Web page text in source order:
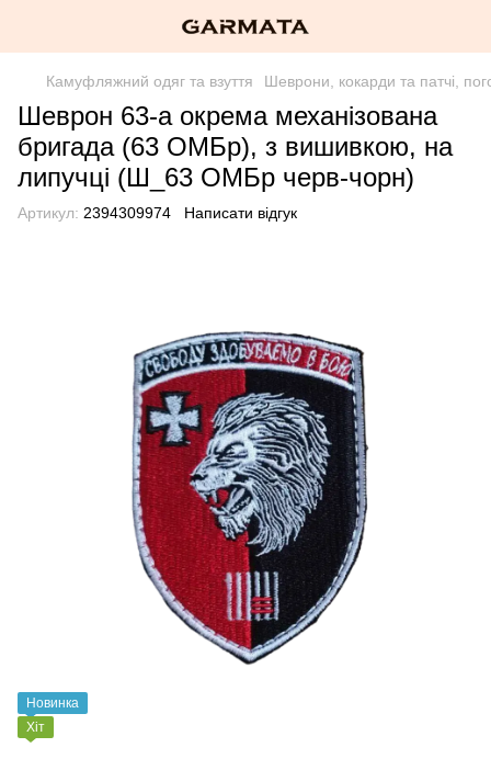
Камуфляжний одяг та взуття Шеврони, кокарди та патчі,
Шеврон 63-а окрема механізована
бригада (63 ОМБр), з вишивкою, на
липучці (Ш_63 ОМБр черв-чорн)
Артикул: 2394309974 Написати відгук
Новинка
Хіт